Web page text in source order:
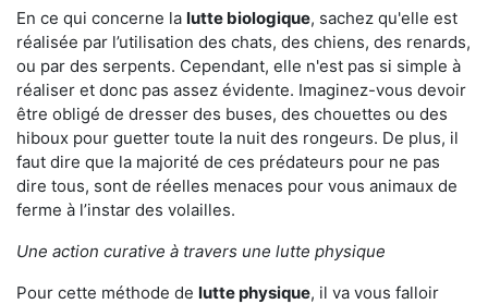
En ce qui concerne la lutte biologique, sachez qu'elle est
réalisée par l’utilisation des chats, des chiens, des renards,
ou par des serpents. Cependant, elle n'est pas si simple à
réaliser et donc pas assez évidente. Imaginez-vous devoir
être obligé de dresser des buses, des chouettes ou des
hiboux pour guetter toute la nuit des rongeurs. De plus, il
faut dire que la majorité de ces prédateurs pour ne pas
dire tous, sont de réelles menaces pour vous animaux de
ferme à l’instar des volailles.
Une action curative à travers une lutte physique
Pour cette méthode de lutte physique, il va vous falloir